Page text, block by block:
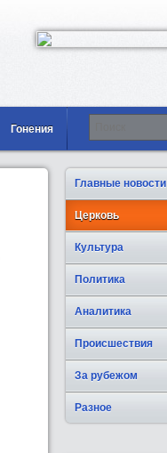
Гонения
Главные новости
Церковь
Культура
Политика
Аналитика
Происшествия
За рубежом
Разное